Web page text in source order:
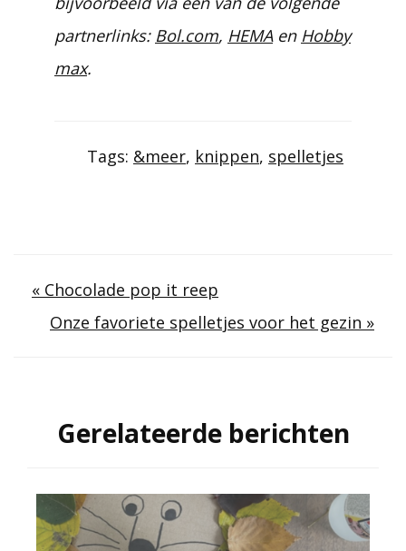
partnerlinks: Bol.com, HEMAen Hobby
max.
Tags: &meer, knippen, spelletjes
Berichtnavigatie
« Chocolade pop it reep
Onze favoriete spelletjes voor het gezin »
Gerelateerde berichten